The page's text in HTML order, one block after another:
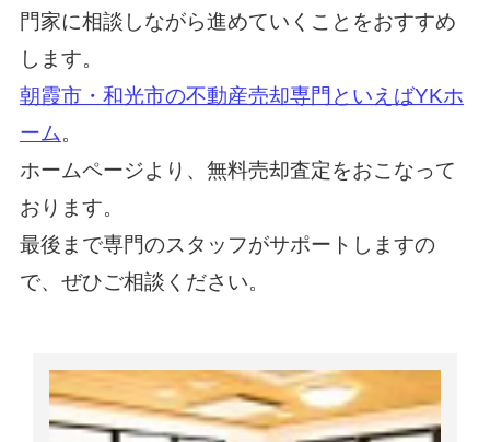
門家に相談しながら進めていくことをおすすめ
します。
朝霞市・和光市の不動産売却専門といえばYKホ
ーム。
ホームページより、無料売却査定をおこなって
おります。
最後まで専門のスタッフがサポートしますの
で、ぜひご相談ください。